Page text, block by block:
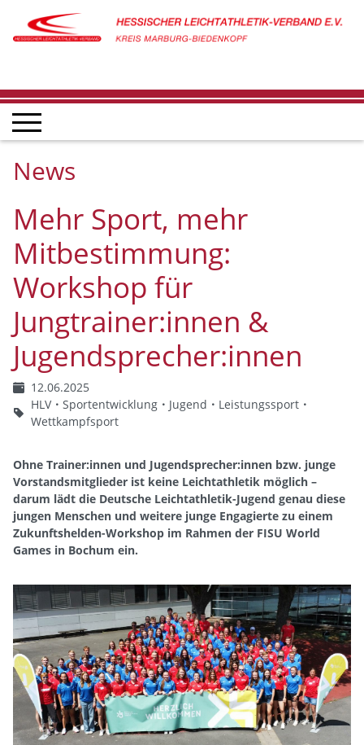
News
Mehr Sport, mehr
Mitbestimmung:
Workshop für
Jungtrainer:innen &
Jugendsprecher:innen
12.06.2025
HLV
Sportentwicklung Jugend
Leistungssport
Wettkampfsport
Ohne Trainer:innen und Jugendsprecher:innen bzw. junge
Vorstandsmitglieder ist keine Leichtathletik möglich –
darum lädt die Deutsche Leichtathletik-Jugend genau diese
jungen Menschen und weitere junge Engagierte zu einem
Zukunftshelden-Workshop im Rahmen der FISU World
Games in Bochum ein.